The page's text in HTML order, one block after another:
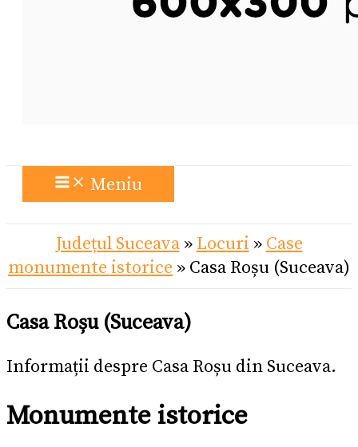
Meniu
Județul Suceava» Locuri » Case
monumente istorice » Casa Roșu (Suceava)
Casa Roșu (Suceava)
Informații despre Casa Roșu din Suceava.
Monumente istorice